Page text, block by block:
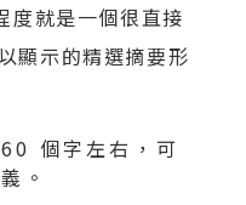
度就是一個很直接
顯示的精選摘要形
個字左右，可
。